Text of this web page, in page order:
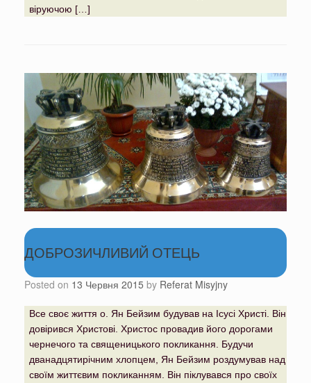
віруючою […]
ДОБРОЗИЧЛИВИЙ ОТЕЦЬ
Posted on 13 Червня 2015 by Referat Misyjny
Все своє життя о. Ян Бейзим будував на Ісусі Христі. Він
довірився Христові. Христос провадив його дорогами
чернечого та священицького покликання. Будучи
дванадцятирічним хлопцем, Ян Бейзим роздумував над
своїм життєвим покликанням. Він піклувався про своїх